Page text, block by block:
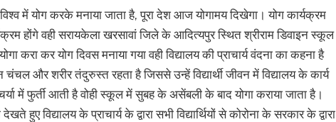
में योग करके मनाया जाता है, पूरा देश आज योगामय दिखेगा। योग कार्यक्रम
होंगे वही सरायकेला खरसावां जिले के आदित्यपुर स्थित श्रीराम डिवाइन स्कूल
योगा करा कर योग दिवस मनाया गया वही विद्यालय की प्राचार्य वंदना का कहना है
और शरीर तंदुरुस्त रहता है जिससे उन्हें विद्यार्थी जीवन में विद्यालय के कार्य
में फुर्ती आती है वोही स्कूल में सुबह के असेंबली के बाद योगा कराया जाता है।
विद्यालय के प्राचार्य के द्वारा सभी विद्यार्थियों से कोरोना के सरकार के द्वारा